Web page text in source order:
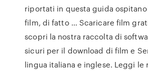
riportati in questa guida ospitano
film, di fatto … Scaricare film
scopri la nostra raccolta di
sicuri per il download di film e
lingua italiana e inglese. Leggi le